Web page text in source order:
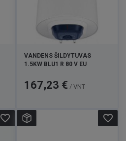
VANDENS ŠILDYTUVAS
1.5KW BLU1 R 80 V EU
Kaina
167,23 € / VNT
favorite_border favorite_border